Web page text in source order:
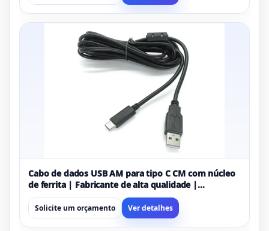
Cabo de dados USB AM para tipo C CM com núcleo
de ferrita | Fabricante de alta qualidade |
Certificado ISO 13485 e ISO 9001
Solicite um orçamento Ver detalhes